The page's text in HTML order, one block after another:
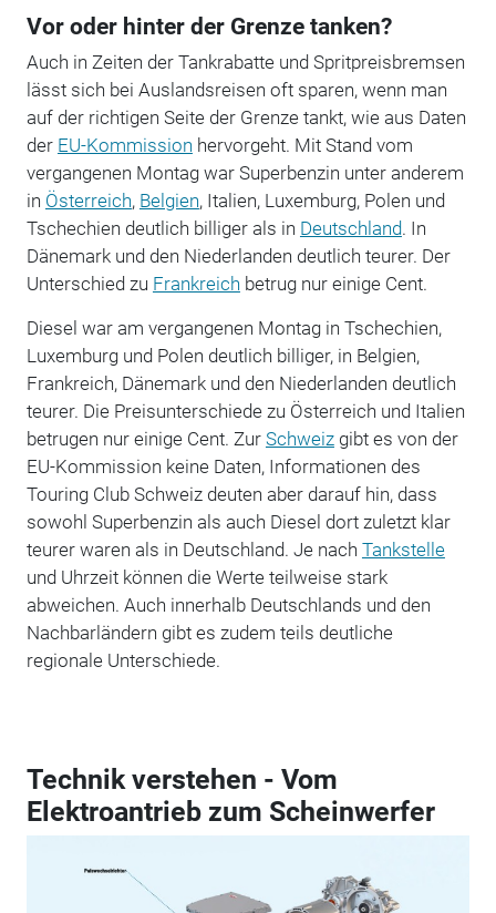
Vor oder hinter der Grenze tanken?
Auch in Zeiten der Tankrabatte und Spritpreisbremsen
lässt sich bei Auslandsreisen oft sparen, wenn man
auf der richtigen Seite der Grenze tankt, wie aus Daten
der EU-Kommission hervorgeht. Mit Stand vom
vergangenen Montag war Superbenzin unter anderem
in Österreich, Belgien, Italien, Luxemburg, Polen und
Tschechien deutlich billiger als in Deutschland. In
Dänemark und den Niederlanden deutlich teurer. Der
Unterschied zu Frankreich betrug nur einige Cent.
Diesel war am vergangenen Montag in Tschechien,
Luxemburg und Polen deutlich billiger, in Belgien,
Frankreich, Dänemark und den Niederlanden deutlich
teurer. Die Preisunterschiede zu Österreich und Italien
betrugen nur einige Cent. Zur Schweizgibt es von der
EU-Kommission keine Daten, Informationen des
Touring Club Schweiz deuten aber darauf hin, dass
sowohl Superbenzin als auch Diesel dort zuletzt klar
teurer waren als in Deutschland. Je nach Tankstelle
und Uhrzeit können die Werte teilweise stark
abweichen. Auch innerhalb Deutschlands und den
Nachbarländern gibt es zudem teils deutliche
regionale Unterschiede.
Technik verstehen - Vom
Elektroantrieb zum Scheinwerfer